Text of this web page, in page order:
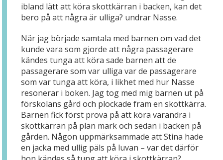
ibland lätt att köra skottkärran i backen, kan det
bero på att några är ulliga? undrar Nasse.
När jag började samtala med barnen om vad det
kunde vara som gjorde att några passagerare
kändes tunga att köra sade barnen att de
passagerare som var ulliga var de passagerare
som var tunga att köra, i likhet med hur Nasse
resonerar i boken. Jag tog med mig barnen ut på
förskolans gård och plockade fram en skottkärra.
Barnen fick först prova på att köra varandra i
skottkärran på plan mark och sedan i backen på
gården. Någon uppmärksammade att Stina hade
en jacka med ullig päls på luvan – var det därför